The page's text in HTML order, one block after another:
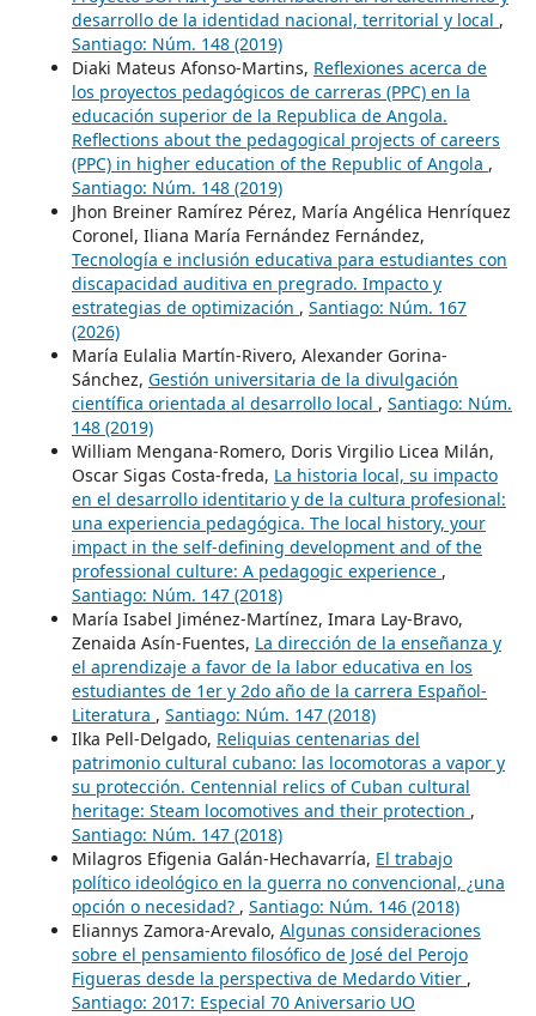
desarrollo de la identidad nacional, territorial y local ,
Santiago: Núm. 148 (2019)
Diaki Mateus Afonso-Martins, Reflexiones acerca de
los proyectos pedagógicos de carreras (PPC) en la
educación superior de la Republica de Angola.
Reflections about the pedagogical projects of careers
(PPC) in higher education of the Republic of Angola ,
Santiago: Núm. 148 (2019)
Jhon Breiner Ramírez Pérez, María Angélica Henríquez
Coronel, Iliana María Fernández Fernández,
Tecnología e inclusión educativa para estudiantes con
discapacidad auditiva en pregrado. Impacto y
estrategias de optimización , Santiago: Núm. 167
(2026)
María Eulalia Martín-Rivero, Alexander Gorina-
Sánchez, Gestión universitaria de la divulgación
científica orientada al desarrollo local , Santiago: Núm.
148 (2019)
William Mengana-Romero, Doris Virgilio Licea Milán,
Oscar Sigas Costa-freda, La historia local, su impacto
en el desarrollo identitario y de la cultura profesional:
una experiencia pedagógica. The local history, your
impact in the self-defining development and of the
professional culture: A pedagogic experience ,
Santiago: Núm. 147 (2018)
María Isabel Jiménez-Martínez, Imara Lay-Bravo,
Zenaida Asín-Fuentes, La dirección de la enseñanza y
el aprendizaje a favor de la labor educativa en los
estudiantes de 1er y 2do año de la carrera Español-
Literatura , Santiago: Núm. 147 (2018)
Ilka Pell-Delgado, Reliquias centenarias del
patrimonio cultural cubano: las locomotoras a vapor y
su protección. Centennial relics of Cuban cultural
heritage: Steam locomotives and their protection ,
Santiago: Núm. 147 (2018)
Milagros Efigenia Galán-Hechavarría, El trabajo
político ideológico en la guerra no convencional, ¿una
opción o necesidad? , Santiago: Núm. 146 (2018)
Eliannys Zamora-Arevalo, Algunas consideraciones
sobre el pensamiento filosófico de José del Perojo
Figueras desde la perspectiva de Medardo Vitier ,
Santiago: 2017: Especial 70 Aniversario UO